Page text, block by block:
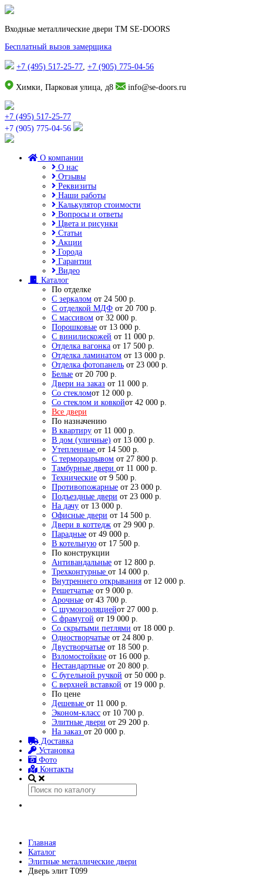
Входные металлические двери TM SE-DOORS
Бесплатный вызов замерщика
+7 (495) 517-25-77, +7 (905) 775-04-56
Химки, Парковая улица, д8 info@se-doors.ru
+7 (495) 517-25-77
+7 (905) 775-04-56
О компании
О нас
Отзывы
Реквизиты
Наши работы
Калькулятор стоимости
Вопросы и ответы
Цвета и рисунки
Статьи
Акции
Города
Гарантии
Видео
Каталог
По отделке
С зеркалом от 24 500 р.
С отделкой МДФ от 20 700 р.
С массивом от 32 000 р.
Порошковые от 13 000 р.
С винилискожей от 11 000 р.
Отделка вагонка от 17 500 р.
Отделка ламинатом от 13 000 р.
Отделка фотопанель от 23 000 р.
Белые от 20 700 р.
Двери на заказ от 11 000 р.
Со стекломот 12 000 р.
Со стеклом и ковкойот 42 000 р.
Все двери
По назначению
В квартиру от 11 000 р.
В дом (уличные) от 13 000 р.
Утепленные от 14 500 р.
С терморазрывом от 27 800 р.
Тамбурные двери от 11 000 р.
Технические от 9 500 р.
Противопожарные от 23 000 р.
Подъездные двери от 23 000 р.
На дачу от 13 000 р.
Офисные двери от 14 500 р.
Двери в коттедж от 29 900 р.
Парадные от 49 000 р.
В котельную от 17 500 р.
По конструкции
Антивандальные от 12 800 р.
Трехконтурные от 14 000 р.
Внутреннего открывания от 12 000 р.
Решетчатые от 9 000 р.
Арочные от 43 700 р.
С шумоизоляциейот 27 000 р.
С фрамугой от 19 000 р.
Со скрытыми петлями от 18 000 р.
Одностворчатые от 24 800 р.
Двустворчатые от 18 500 р.
Взломостойкие от 16 000 р.
Нестандартные от 20 800 р.
С бугельной ручкой от 50 000 р.
С верхней вставкой от 19 000 р.
По цене
Дешевые от 11 000 р.
Эконом-класс от 10 700 р.
Элитные двери от 29 200 р.
На заказ от 20 000 р.
Доставка
Установка
Фото
Контакты
Главная
Каталог
Элитные металлические двери
Дверь элит Т099